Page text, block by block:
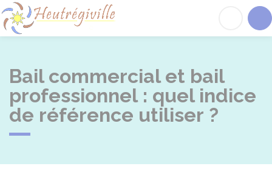
Bail commercial et bail
professionnel : quel indice
de référence utiliser ?